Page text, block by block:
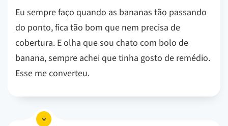
Eu sempre faço quando as bananas tão passando
do ponto, fica tão bom que nem precisa de
cobertura. E olha que sou chato com bolo de
banana, sempre achei que tinha gosto de remédio.
Esse me converteu.